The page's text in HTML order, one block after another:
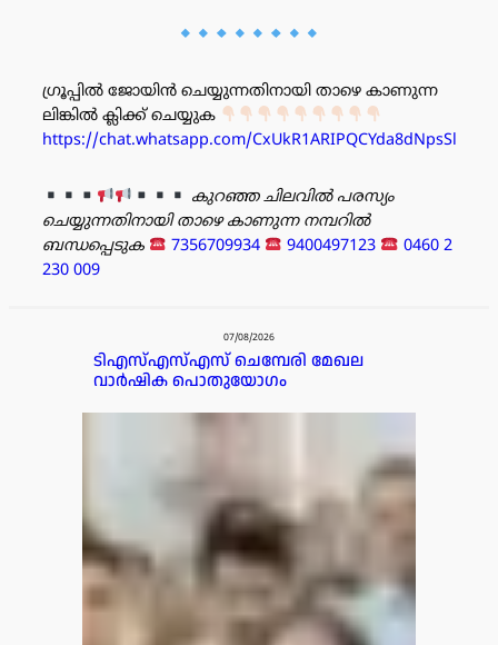
ഗ്രൂപ്പിൽ ജോയിൻ ചെയ്യുന്നതിനായി താഴെ കാണുന്ന
ലിങ്കിൽ ക്ലിക്ക് ചെയ്യുക
https://chat.whatsapp.com/CxUkR1ARIPQCYda8dNpsSl
കുറഞ്ഞ ചിലവിൽ പരസ്യം
ചെയ്യുന്നതിനായി താഴെ കാണുന്ന നമ്പറിൽ
ബന്ധപ്പെടുക
7356709934 9400497123
0460 2
230 009
07/08/2026
ടിഎസ്എസ്എസ് ചെമ്പേരി മേഖല
വാർഷിക പൊതുയോഗം